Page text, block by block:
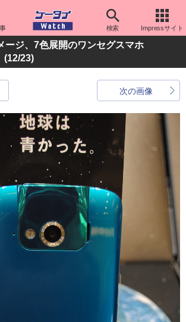
検索 Impressサイト
ージ、7色展開のワンセグスマホ
(12/23)
次の画像